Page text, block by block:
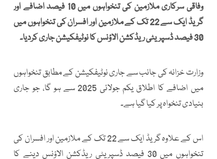
وفاقی سرکاری ملازمین کی تنخواہوں میں 10 فیصد اضافے اور
گریڈ ایک سے 22 تک کے ملازمین اور افسران کی تنخواہوں میں
30 فیصد ڈسپریٹی ریڈکشن الاؤنس کا نوٹیفکیشن جاری کردیا۔
وزارت خزانہ کی جانب سے جاری نوٹیفکیشن کے مطابق تنخواہوں
میں اضافے کا اطلاق یکم جولائی 2025 سے ہو گا، جو جاری
بنیادی تنخواہ پر کیا گیا ہے۔
اس کے علاوہ گریڈ ایک سے 22 تک کے ملازمین اور افسران کی
تنخواہوں میں 30 فیصد ڈسپریٹی ریڈکشن الاؤنس دینے کا